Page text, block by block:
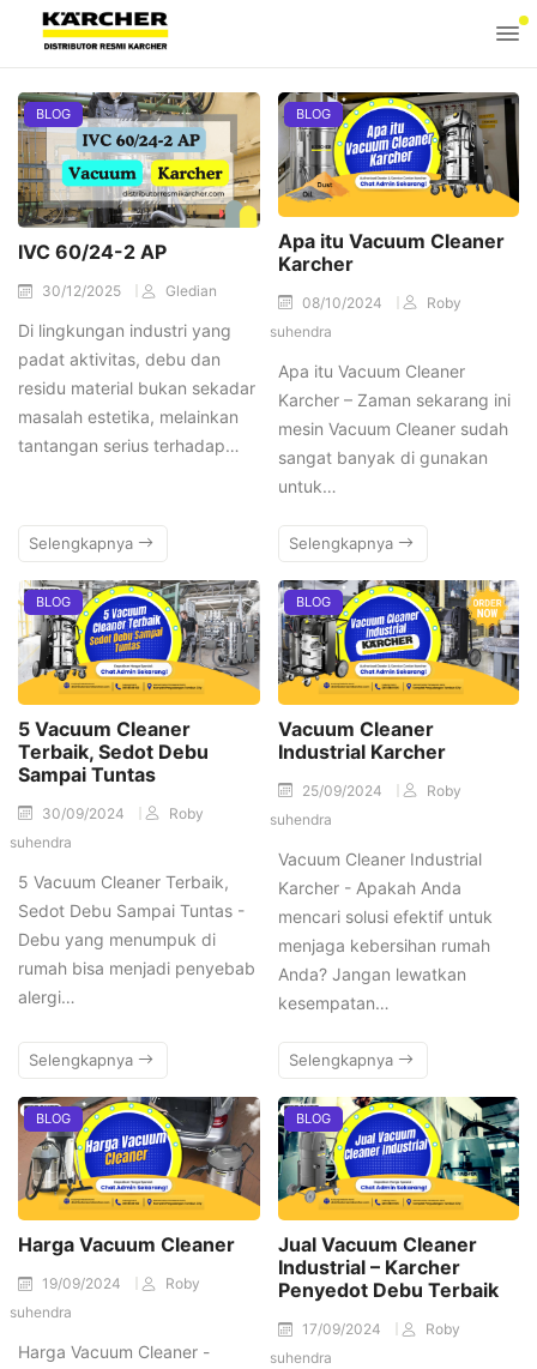
BLOG
IVC 60/24-2 AP
30/12/2025 Gledian
Di lingkungan industri yang
padat aktivitas, debu dan
residu material bukan sekadar
masalah estetika, melainkan
tantangan serius terhadap…
Selengkapnya
BLOG
Apa itu Vacuum Cleaner
Karcher
08/10/2024
Roby
suhendra
Apa itu Vacuum Cleaner
Karcher – Zaman sekarang ini
mesin Vacuum Cleaner sudah
sangat banyak di gunakan
untuk…
Selengkapnya
BLOG
5 Vacuum Cleaner
Terbaik, Sedot Debu
Sampai Tuntas
30/09/2024
Roby
suhendra
5 Vacuum Cleaner Terbaik,
Sedot Debu Sampai Tuntas -
Debu yang menumpuk di
rumah bisa menjadi penyebab
alergi…
Selengkapnya
BLOG
Vacuum Cleaner
Industrial Karcher
25/09/2024
Roby
suhendra
Vacuum Cleaner Industrial
Karcher - Apakah Anda
mencari solusi efektif untuk
menjaga kebersihan rumah
Anda? Jangan lewatkan
kesempatan…
Selengkapnya
BLOG
Harga Vacuum Cleaner
19/09/2024
Roby
suhendra
Harga Vacuum Cleaner -
BLOG
Jual Vacuum Cleaner
Industrial – Karcher
Penyedot Debu Terbaik
17/09/2024
Roby
suhendra